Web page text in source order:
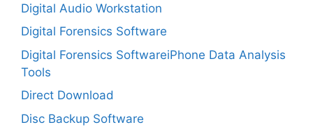
Digital Audio Workstation
Digital Forensics Software
Digital Forensics SoftwareiPhone Data Analysis
Tools
Direct Download
Disc Backup Software